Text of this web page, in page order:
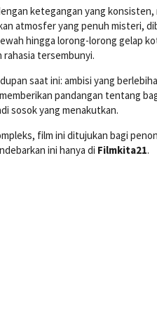
ketegangan yang konsisten,
atmosfer yang penuh misteri,
hingga lorong-lorong gelap
tersembunyi.
saat ini: ambisi yang
memberikan pandangan tentang
sosok yang menakutkan.
film ini ditujukan bagi
ini hanya di Filmkita21.